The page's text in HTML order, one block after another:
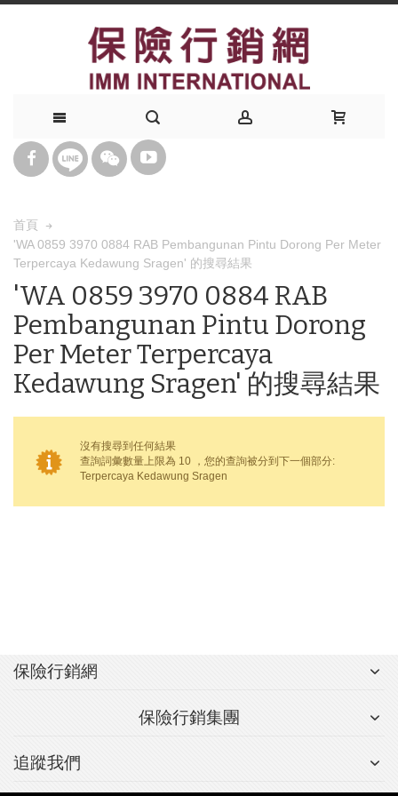
首頁
'WA 0859 3970 0884 RAB Pembangunan Pintu Dorong Per Meter
Terpercaya Kedawung Sragen' 的搜尋結果
'WA 0859 3970 0884 RAB
Pembangunan Pintu Dorong
Per Meter Terpercaya
Kedawung Sragen' 的搜尋結果
沒有搜尋到任何結果
查詢詞彙數量上限為 10 ，您的查詢被分到下一個部分:
Terpercaya Kedawung Sragen
保險行銷網
保險行銷集團
追蹤我們